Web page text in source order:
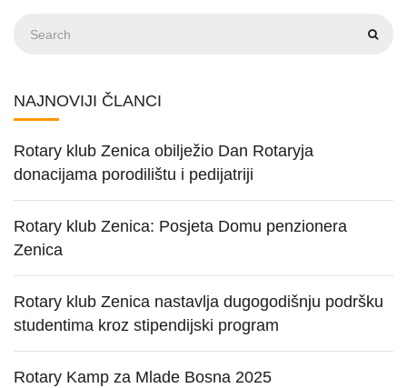
NAJNOVIJI ČLANCI
Rotary klub Zenica obilježio Dan Rotaryja
donacijama porodilištu i pedijatriji
Rotary klub Zenica: Posjeta Domu penzionera
Zenica
Rotary klub Zenica nastavlja dugogodišnju podršku
studentima kroz stipendijski program
Rotary Kamp za Mlade Bosna 2025